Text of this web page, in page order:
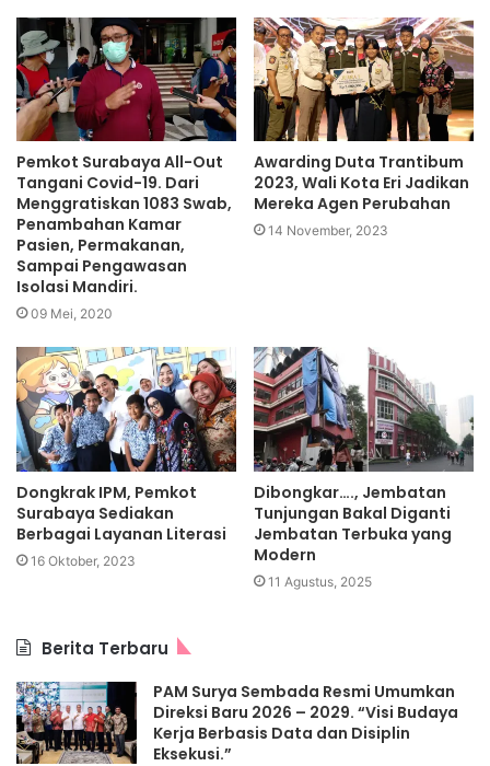
Pemkot Surabaya All-Out
Tangani Covid-19. Dari
Menggratiskan 1083 Swab,
Penambahan Kamar
Pasien, Permakanan,
Sampai Pengawasan
Isolasi Mandiri.
09 Mei, 2020
Awarding Duta Trantibum
2023, Wali Kota Eri Jadikan
Mereka Agen Perubahan
14 November, 2023
Dongkrak IPM, Pemkot
Surabaya Sediakan
Berbagai Layanan Literasi
16 Oktober, 2023
Dibongkar…., Jembatan
Tunjungan Bakal Diganti
Jembatan Terbuka yang
Modern
11 Agustus, 2025
Berita Terbaru
PAM Surya Sembada Resmi Umumkan
Direksi Baru 2026 – 2029. “Visi Budaya
Kerja Berbasis Data dan Disiplin
Eksekusi.”